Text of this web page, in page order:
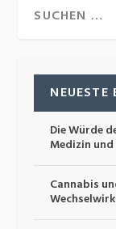
NEUESTE
Die Würde
Medizin
Cannabis